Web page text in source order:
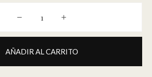
Dos canciones [Voz y Piano] |
AÑADIR AL CARRITO